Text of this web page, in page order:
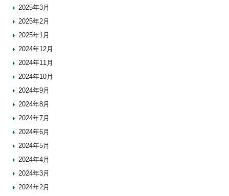
2025年3月
2025年2月
2025年1月
2024年12月
2024年11月
2024年10月
2024年9月
2024年8月
2024年7月
2024年6月
2024年5月
2024年4月
2024年3月
2024年2月